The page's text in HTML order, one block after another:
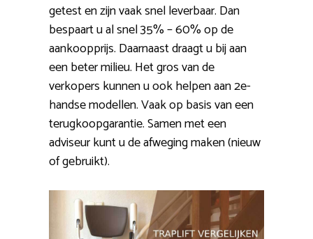
getest en zijn vaak snel leverbaar. Dan
bespaart u al snel 35% – 60% op de
aankoopprijs. Daarnaast draagt u bij aan
een beter milieu. Het gros van de
verkopers kunnen u ook helpen aan 2e-
handse modellen. Vaak op basis van een
terugkoopgarantie. Samen met een
adviseur kunt u de afweging maken (nieuw
of gebruikt).